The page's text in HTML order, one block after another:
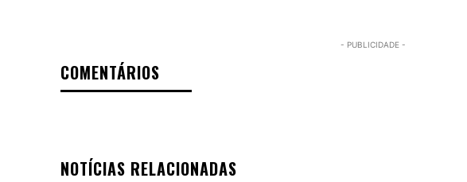
- PUBLICIDADE -
COMENTÁRIOS
NOTÍCIAS RELACIONADAS